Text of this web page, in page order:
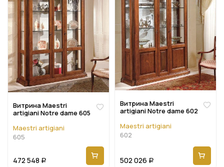
Витрина Maestri
artigiani Notre dame 605
Maestri artigiani
605
472 548 Р
Витрина Maestri
artigiani Notre dame 602
Maestri artigiani
602
502 026 Р